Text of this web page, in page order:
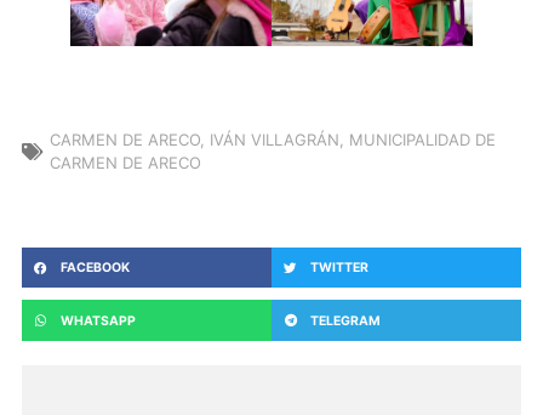
CARMEN DE ARECO IVÁN VILLAGRÁN
MUNICIPALIDAD DE
CARMEN DE ARECO
FACEBOOK TWITTER
WHATSAPP TELEGRAM